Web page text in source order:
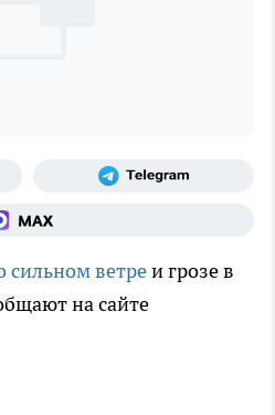
сильном ветреи грозе в
на сайте